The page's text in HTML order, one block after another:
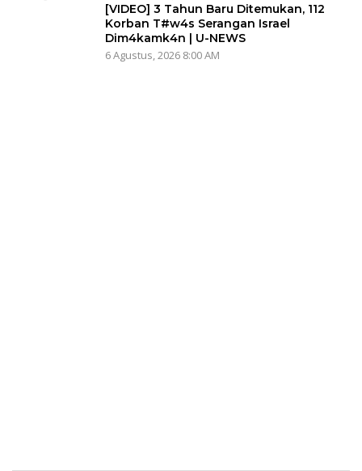
[VIDEO] 3 Tahun Baru Ditemukan, 112
Korban T#w4s Serangan Israel
Dim4kamk4n | U-NEWS
6 Agustus, 2026 8:00 AM